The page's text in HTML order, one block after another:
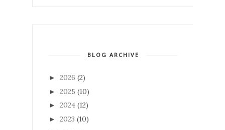
BLOG ARCHIVE
► 2026 (2)
► 2025 (10)
► 2024 (12)
► 2023 (10)